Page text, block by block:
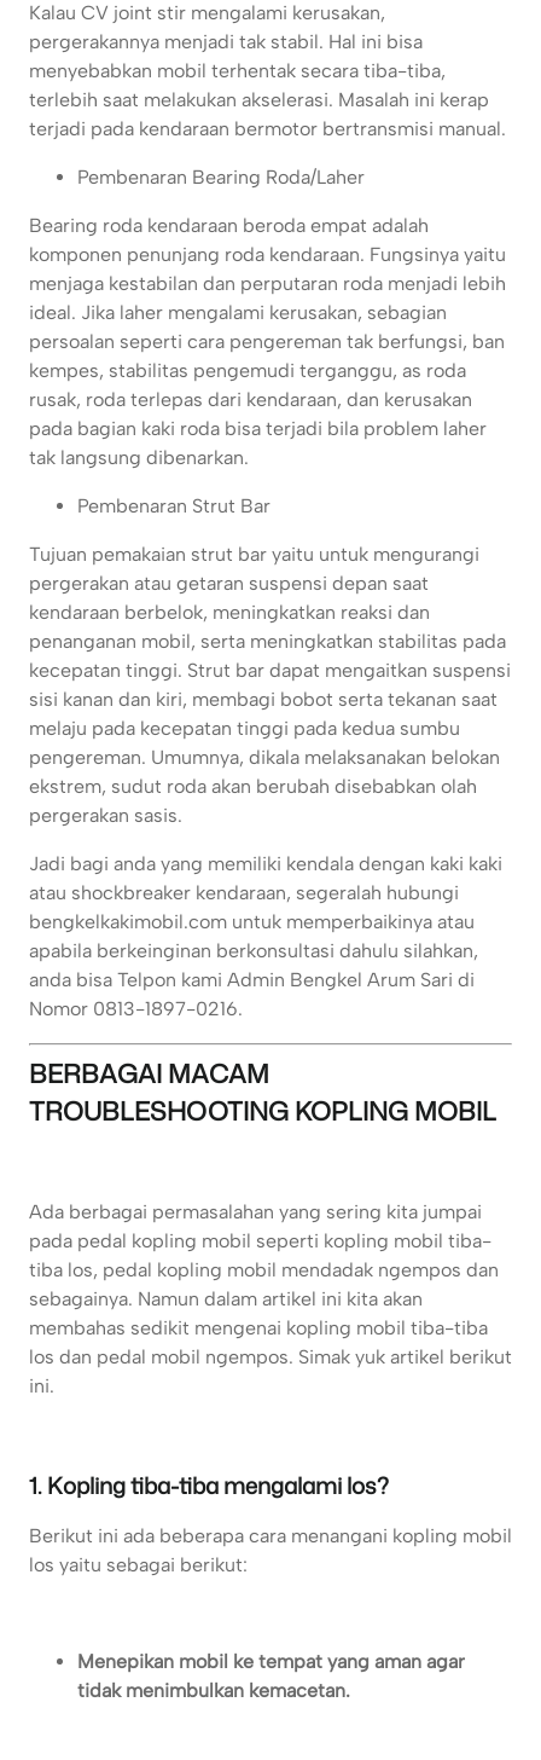
Kalau CV joint stir mengalami kerusakan,
pergerakannya menjadi tak stabil. Hal ini bisa
menyebabkan mobil terhentak secara tiba-tiba,
terlebih saat melakukan akselerasi. Masalah ini kerap
terjadi pada kendaraan bermotor bertransmisi manual.
Pembenaran Bearing Roda/Laher
Bearing roda kendaraan beroda empat adalah
komponen penunjang roda kendaraan. Fungsinya yaitu
menjaga kestabilan dan perputaran roda menjadi lebih
ideal. Jika laher mengalami kerusakan, sebagian
persoalan seperti cara pengereman tak berfungsi, ban
kempes, stabilitas pengemudi terganggu, as roda
rusak, roda terlepas dari kendaraan, dan kerusakan
pada bagian kaki roda bisa terjadi bila problem laher
tak langsung dibenarkan.
Pembenaran Strut Bar
Tujuan pemakaian strut bar yaitu untuk mengurangi
pergerakan atau getaran suspensi depan saat
kendaraan berbelok, meningkatkan reaksi dan
penanganan mobil, serta meningkatkan stabilitas pada
kecepatan tinggi. Strut bar dapat mengaitkan suspensi
sisi kanan dan kiri, membagi bobot serta tekanan saat
melaju pada kecepatan tinggi pada kedua sumbu
pengereman. Umumnya, dikala melaksanakan belokan
ekstrem, sudut roda akan berubah disebabkan olah
pergerakan sasis.
Jadi bagi anda yang memiliki kendala dengan kaki kaki
atau shockbreaker kendaraan, segeralah hubungi
bengkelkakimobil.com untuk memperbaikinya atau
apabila berkeinginan berkonsultasi dahulu silahkan,
anda bisa Telpon kami Admin Bengkel Arum Sari di
Nomor 0813-1897-0216.
BERBAGAI MACAM
TROUBLESHOOTING KOPLING MOBIL
Ada berbagai permasalahan yang sering kita jumpai
pada pedal kopling mobil seperti kopling mobil tiba-
tiba los, pedal kopling mobil mendadak ngempos dan
sebagainya. Namun dalam artikel ini kita akan
membahas sedikit mengenai kopling mobil tiba-tiba
los dan pedal mobil ngempos. Simak yuk artikel berikut
ini.
1. Kopling tiba-tiba mengalami los?
Berikut ini ada beberapa cara menangani kopling mobil
los yaitu sebagai berikut:
Menepikan mobil ke tempat yang aman agar
tidak menimbulkan kemacetan.